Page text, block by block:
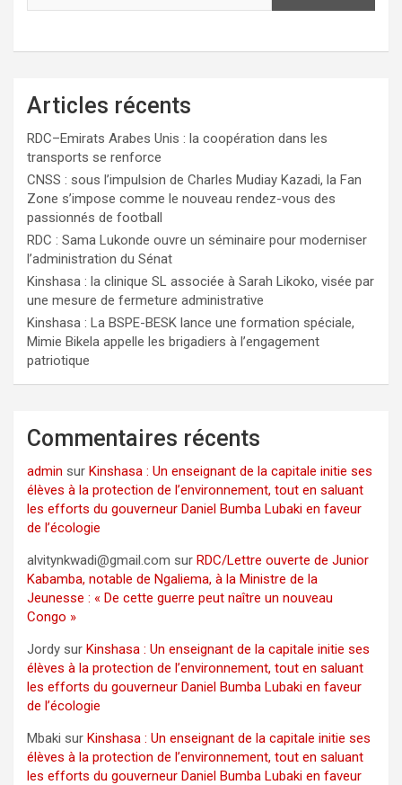
Articles récents
RDC–Emirats Arabes Unis : la coopération dans les
transports se renforce
CNSS : sous l’impulsion de Charles Mudiay Kazadi, la Fan
Zone s’impose comme le nouveau rendez-vous des
passionnés de football
RDC : Sama Lukonde ouvre un séminaire pour moderniser
l’administration du Sénat
Kinshasa : la clinique SL associée à Sarah Likoko, visée par
une mesure de fermeture administrative
Kinshasa : La BSPE-BESK lance une formation spéciale,
Mimie Bikela appelle les brigadiers à l’engagement
patriotique
Commentaires récents
admin sur Kinshasa : Un enseignant de la capitale initie ses
élèves à la protection de l’environnement, tout en saluant
les efforts du gouverneur Daniel Bumba Lubaki en faveur
de l’écologie
alvitynkwadi@gmail.com sur RDC/Lettre ouverte de Junior
Kabamba, notable de Ngaliema, à la Ministre de la
Jeunesse : « De cette guerre peut naître un nouveau
Congo »
Jordy sur Kinshasa : Un enseignant de la capitale initie ses
élèves à la protection de l’environnement, tout en saluant
les efforts du gouverneur Daniel Bumba Lubaki en faveur
de l’écologie
Mbaki sur Kinshasa : Un enseignant de la capitale initie ses
élèves à la protection de l’environnement, tout en saluant
les efforts du gouverneur Daniel Bumba Lubaki en faveur